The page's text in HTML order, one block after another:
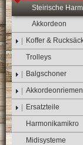
Steirische
Akkordeon
Koffer &
Trolleys
Balgschoner
Akkordeonriemen
Ersatzteile
Harmonikamikro
Midisysteme